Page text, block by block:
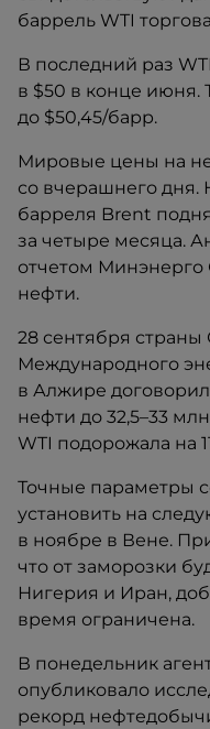
баррель WTI
В последний раз
в $50 в конце июня.
до $50,45/барр.
Мировые цены на
со вчерашнего дня.
барреля Brent
за четыре месяца.
отчетом
нефти.
28 сентября
Международного
в Алжире
нефти до 32,5–33
WTI подорожала на
Точные параметры
установить на
в ноябре в Вене.
что от заморозки
Нигерия и Иран,
время ограничена.
В понедельник
опубликовало
рекорд